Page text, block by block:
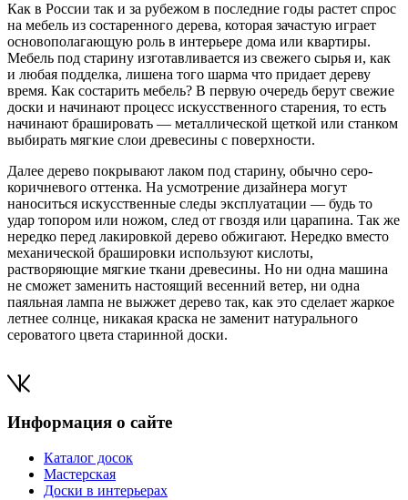
Как в России так и за рубежом в последние годы растет спрос
на мебель из состаренного дерева, которая зачастую играет
основополагающую роль в интерьере дома или квартиры.
Мебель под старину изготавливается из свежего сырья и, как
и любая подделка, лишена того шарма что придает дереву
время. Как состарить мебель? В первую очередь берут свежие
доски и начинают процесс искусственного старения, то есть
начинают брашировать — металлической щеткой или станком
выбирать мягкие слои древесины с поверхности.
Далее дерево покрывают лаком под старину, обычно серо-
коричневого оттенка. На усмотрение дизайнера могут
наноситься искусственные следы эксплуатации — будь то
удар топором или ножом, след от гвоздя или царапина. Так же
нередко перед лакировкой дерево обжигают. Нередко вместо
механической брашировки используют кислоты,
растворяющие мягкие ткани древесины. Но ни одна машина
не сможет заменить настоящий весенний ветер, ни одна
паяльная лампа не выжжет дерево так, как это сделает жаркое
летнее солнце, никакая краска не заменит натурального
сероватого цвета старинной доски.
Информация о сайте
Каталог досок
Мастерская
Доски в интерьерах